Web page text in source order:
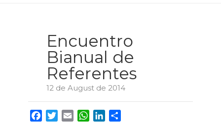
Encuentro
Bianual de
Referentes
12 de August de 2014
Facebook
TwitterEmailWhatsApp
LinkedIn